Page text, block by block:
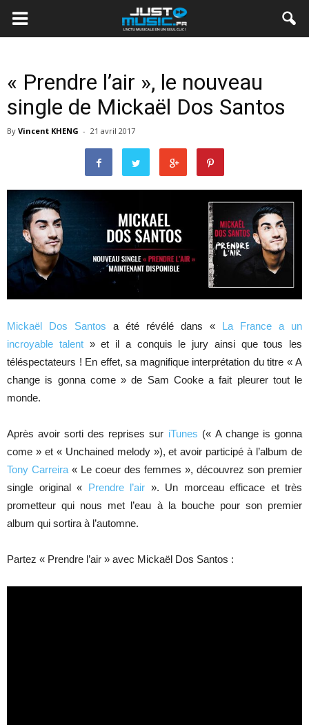
« Prendre l’air », le nouveau
single de Mickaël Dos Santos
By Vincent KHENG - 21 avril 2017
Mickaël Dos Santos a été révélé dans « La France a un
incroyable talent» et il a conquis le jury ainsi que tous les
téléspectateurs ! En effet, sa magnifique interprétation du titre « A
change is gonna come » de Sam Cooke a fait pleurer tout le
monde.
Après avoir sorti des reprises sur iTunes (« A change is gonna
come » et « Unchained melody »), et avoir participé à l’album de
Tony Carreira « Le coeur des femmes », découvrez son premier
single original « Prendre l’air ». Un morceau efficace et très
prometteur qui nous met l’eau à la bouche pour son premier
album qui sortira à l’automne.
Partez « Prendre l’air » avec Mickaël Dos Santos :